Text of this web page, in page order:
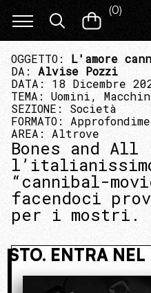
(0)
OGGETTO: L'amore
DA: Alvise Pozzi
DATA: 18 Dicembre
TEMA: Uomini,
SEZIONE: Società
FORMATO:
AREA: Altrove
Bones and
“cannibal-
facendoci
per i mostri.
NASCOSTO.